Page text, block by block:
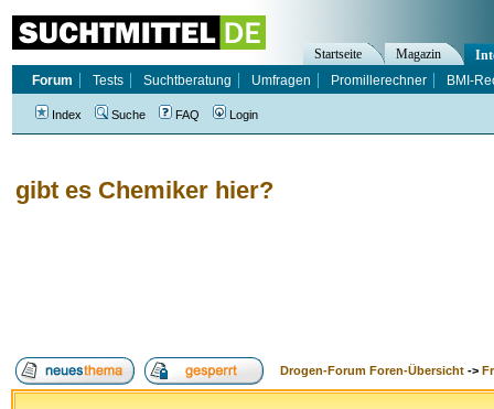
gibt es Chemiker hier?
Drogen-Forum Foren-Übersicht ->
Startseite Magazin
Forum
Tests Suchtberatung Umfragen Promillerechner BMI-
Index Suche FAQ Login